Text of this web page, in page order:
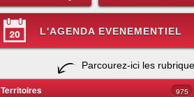
L'AGENDA EVENEMENTIEL
Parcourez-ici les
Territoires
975